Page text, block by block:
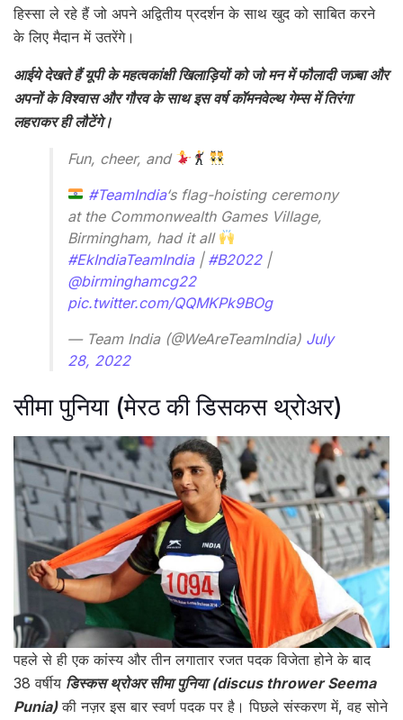
हिस्सा ले रहे हैं जो अपने अद्वितीय प्रदर्शन के साथ खुद को साबित करने
के लिए मैदान में उतरेंगे।
आईये देखते हैं यूपी के महत्वकांक्षी खिलाड़ियों को जो मन में फौलादी जज़्बा और
अपनों के विश्वास और गौरव के साथ इस वर्ष कॉमनवेल्थ गेम्स में तिरंगा
लहराकर ही लौटेंगे।
Fun, cheer, and
#TeamIndia‘s flag-hoisting ceremony
at the Commonwealth Games Village,
Birmingham, had it all
#EkIndiaTeamIndia| #B2022|
@birminghamcg22
pic.twitter.com/QQMKPk9BOg
— Team India (@WeAreTeamIndia) July
28, 2022
सीमा पुनिया (मेरठ की डिसकस थ्रोअर)
पहले से ही एक कांस्य और तीन लगातार रजत पदक विजेता होने के बाद
38 वर्षीय डिस्कस थ्रोअर सीमा पुनिया (discus thrower Seema
Punia)की नज़र इस बार स्वर्ण पदक पर है। पिछले संस्करण में, वह सोने